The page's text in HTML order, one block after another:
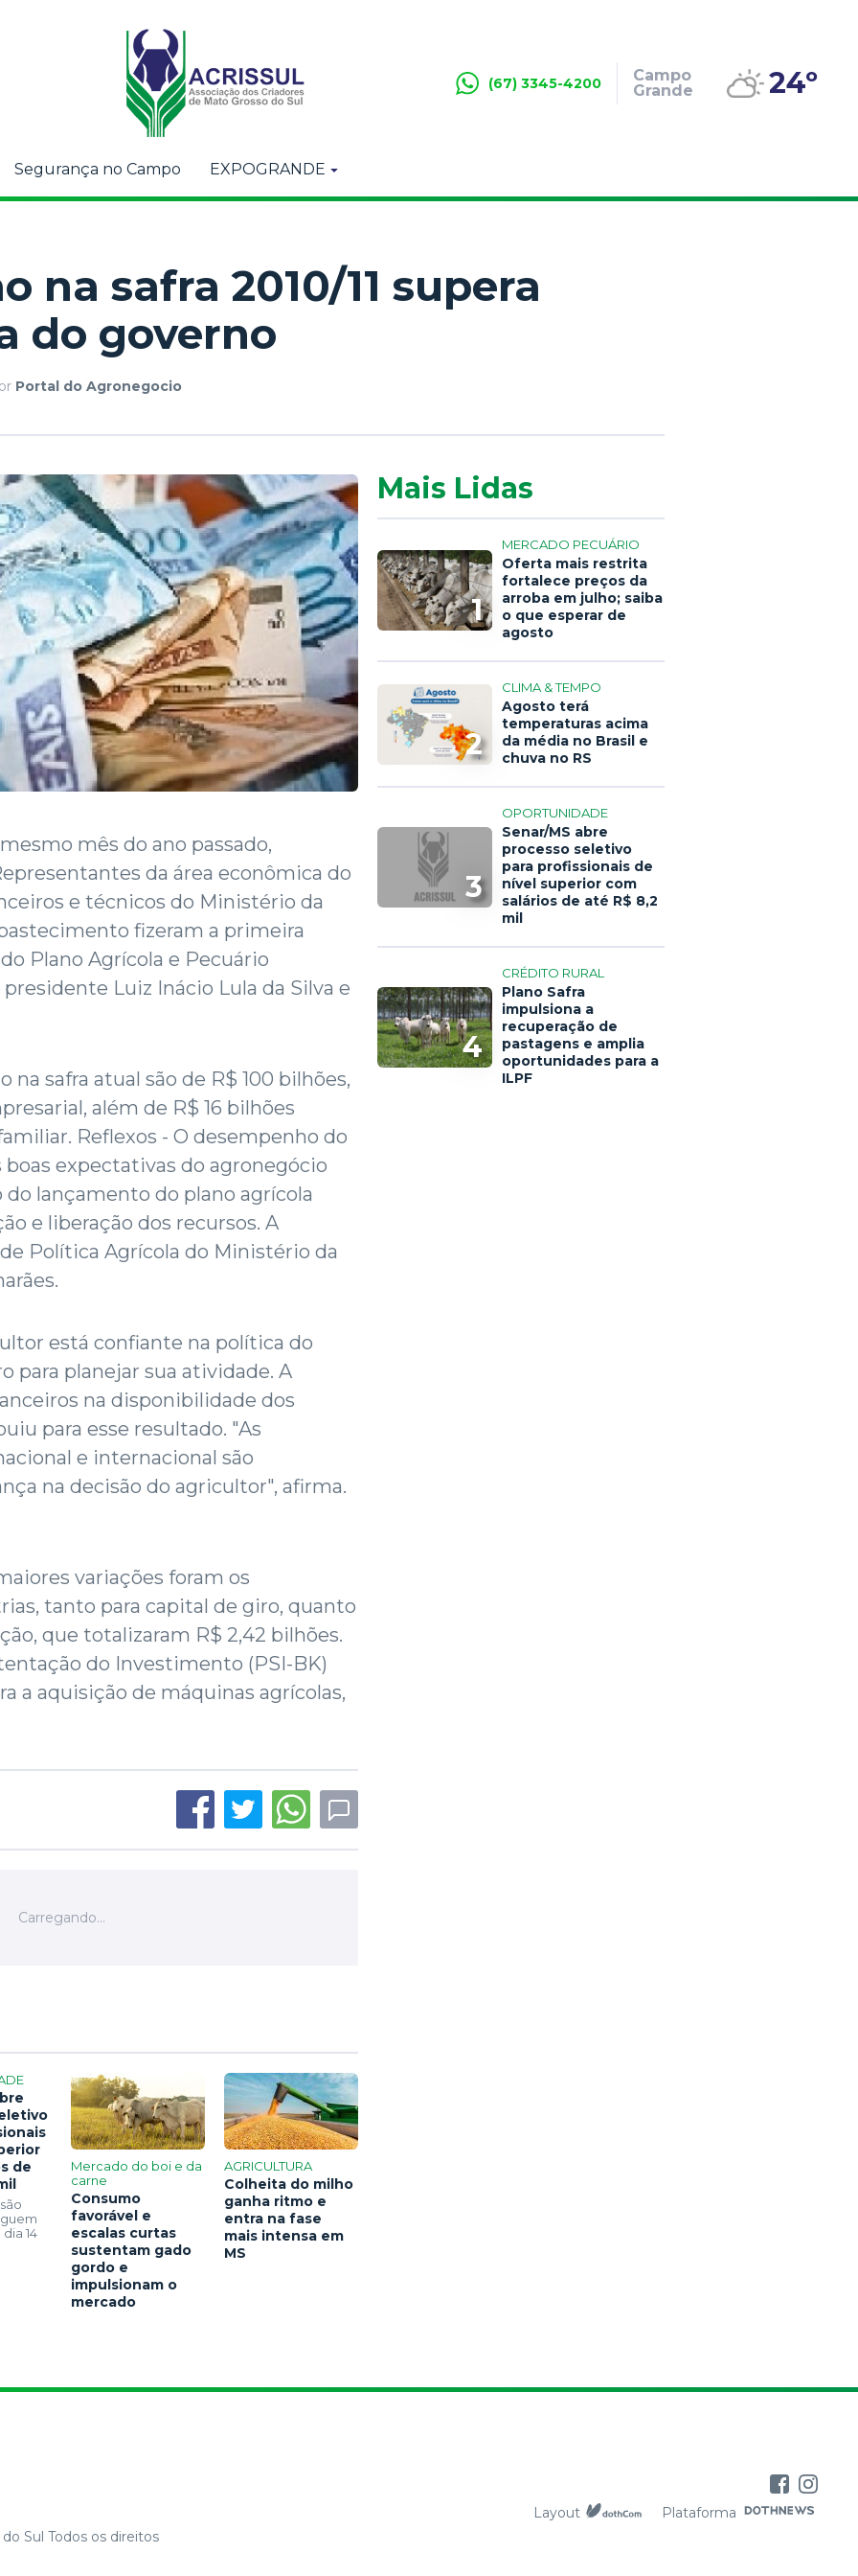
(67) 3345-4200
Campo
Grande
24º
Segurança no Campo EXPOGRANDE
na safra 2010/11 supera
do governo
Portal do Agronegocio
mês do ano passado,
da área econômica do
e técnicos do Ministério da
fizeram a primeira
Plano Agrícola e Pecuário
presidente Luiz Inácio Lula da Silva e
na safra atual são de R$ 100 bilhões,
além de R$ 16 bilhões
Reflexos - O desempenho do
expectativas do agronegócio
lançamento do plano agrícola
e liberação dos recursos. A
Política Agrícola do Ministério da
está confiante na política do
para planejar sua atividade. A
na disponibilidade dos
para esse resultado. "As
e internacional são
na decisão do agricultor", afirma.
variações foram os
tanto para capital de giro, quanto
que totalizaram R$ 2,42 bilhões.
do Investimento (PSI-BK)
a aquisição de máquinas agrícolas,
Mais Lidas
1
MERCADO PECUÁRIO
Oferta mais restrita
fortalece preços da
arroba em julho; saiba
o que esperar de
agosto
2
CLIMA & TEMPO
Agosto terá
temperaturas acima
da média no Brasil e
chuva no RS
3
OPORTUNIDADE
Senar/MS abre
processo seletivo
para profissionais de
nível superior com
salários de até R$ 8,2
mil
4
CRÉDITO RURAL
Plano Safra
impulsiona a
recuperação de
pastagens e amplia
oportunidades para a
ILPF
de
14
Mercado do boi e da
carne
Consumo
favorável e
escalas curtas
sustentam gado
gordo e
impulsionam o
mercado
AGRICULTURA
Colheita do milho
ganha ritmo e
entra na fase
mais intensa em
MS
Sul Todos os direitos
Layout Plataforma